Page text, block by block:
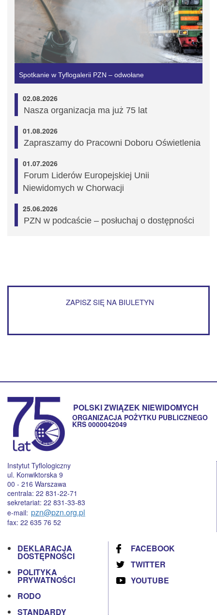
Spotkanie w Tyflogalerii PZN – odwołane
02.08.2026
Nasza organizacja ma już 75 lat
01.08.2026
Zapraszamy do Pracowni Doboru Oświetlenia
01.07.2026
Forum Liderów Europejskiej Unii
Niewidomych w Chorwacji
25.06.2026
PZN w podcaście – posłuchaj o dostępności
ZAPISZ SIĘ NA BIULETYN
POLSKI ZWIĄZEK NIEWIDOMYCH
ORGANIZACJA POŻYTKU PUBLICZNEGO
KRS 0000042049
Instytut Tyflologiczny
ul. Konwiktorska 9
00 - 216 Warszawa
centrala: 22 831-22-71
sekretariat: 22 831-33-83
e-mail: pzn@pzn.org.pl
fax: 22 635 76 52
DEKLARACJA
DOSTĘPNOŚCI
POLITYKA
PRYWATNOŚCI
RODO
STANDARDY
FACEBOOK
TWITTER
YOUTUBE